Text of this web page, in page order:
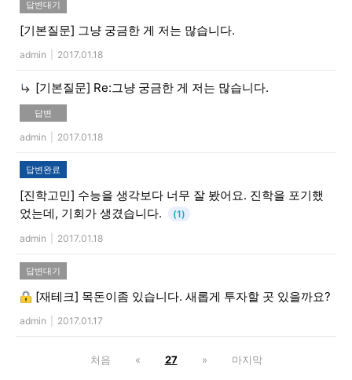
답변대기
[기본질문] 그냥 궁금한 게 저는 많습니다.
admin 2017.01.18
[기본질문] Re:그냥 궁금한 게 저는 많습니다.
답변
admin 2017.01.18
답변완료
[진학고민] 수능을 생각보다 너무 잘 봤어요. 진학을 포기했
었는데, 기회가 생겼습니다.
(1)
admin 2017.01.18
답변대기
[재테크] 목돈이좀 있습니다. 새롭게 투자할 곳 있을까요?
admin 2017.01.17
처음 « 27 » 마지막